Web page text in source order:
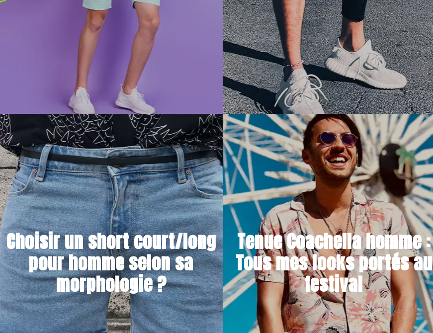
21 JUIN 2022 10 MAI 2021
Choisir un short court/long
pour homme selon sa
morphologie ?
Tenue Coachella homme :
Tous mes looks portés au
festival